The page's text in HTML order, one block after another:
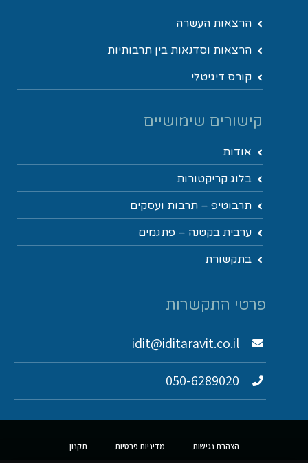
הרצאות העשרה
הרצאות וסדנאות בין תרבותיות
קורס דיגיטלי
קישורים שימושיים
אודות
בלוג קריקטורות
תרבוטיפ – תרבות ועסקים
ערבית בקטנה – פתגמים
בתקשורת
פרטי התקשרות
idit@iditaravit.co.il
050-6289020
הצהרת נגישות מדיניות פרטיות תקנון